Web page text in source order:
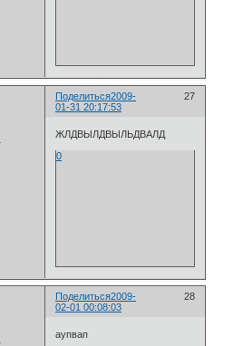
Поделиться 27
2009-
01-31 20:17:53
ЖЛДВЫЛДВЫЛЬДВАЛД
0
Поделиться 28
2009-
02-01 00:08:03
аупвап